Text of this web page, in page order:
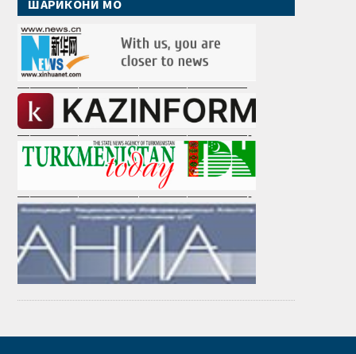
ШАРИКОНИ МО
———————————————————
———————————————————-
———————————————————-